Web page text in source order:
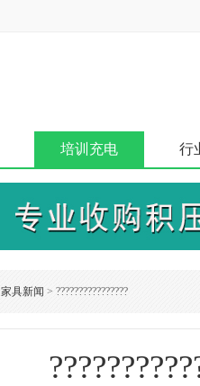
培训充电 行
家具新闻 > ????????????????